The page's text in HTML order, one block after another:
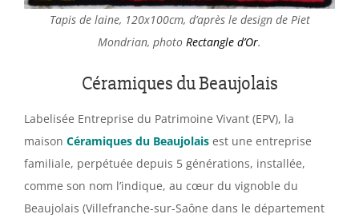
Tapis de laine, 120x100cm, d’après le design de Piet
Mondrian, photo Rectangle d’Or.
Céramiques du Beaujolais
Labelisée Entreprise du Patrimoine Vivant (EPV), la
maison Céramiques du Beaujolais est une entreprise
familiale, perpétuée depuis 5 générations, installée,
comme son nom l’indique, au cœur du vignoble du
Beaujolais (Villefranche-sur-Saône dans le département